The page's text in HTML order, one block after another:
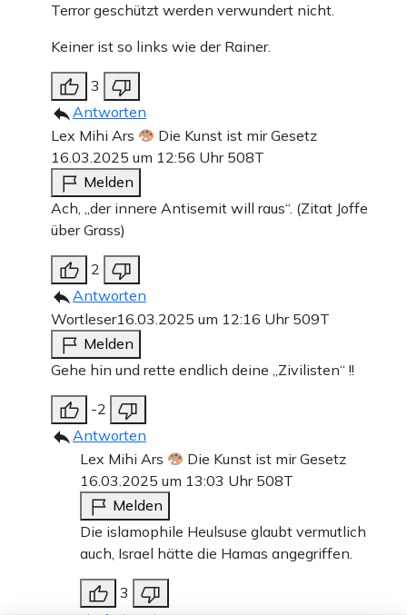
Terror geschützt werden verwundert nicht.
Keiner ist so links wie der Rainer.
3
Antworten
Lex Mihi Ars
Die Kunst ist mir Gesetz
16.03.2025 um 12:56 Uhr 508T
Melden
Ach, „der innere Antisemit will raus“. (Zitat Joffe
über Grass)
2
Antworten
Wortleser16.03.2025 um 12:16 Uhr 509T
Melden
Gehe hin und rette endlich deine „Zivilisten“ !!
-2
Antworten
Lex Mihi Ars
Die Kunst ist mir Gesetz
16.03.2025 um 13:03 Uhr 508T
Melden
Die islamophile Heulsuse glaubt vermutlich
auch, Israel hätte die Hamas angegriffen.
3